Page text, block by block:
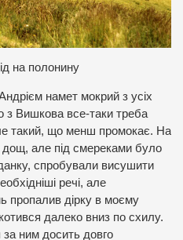
на полонину
намет мокрий з усіх
з Вишкова все-таки треба
такий, що менш промокає. На
дощ, але під смереками було
спробували висушити
речі, але
пропалив дірку в моєму
далеко вниз по схилу.
ним досить довго